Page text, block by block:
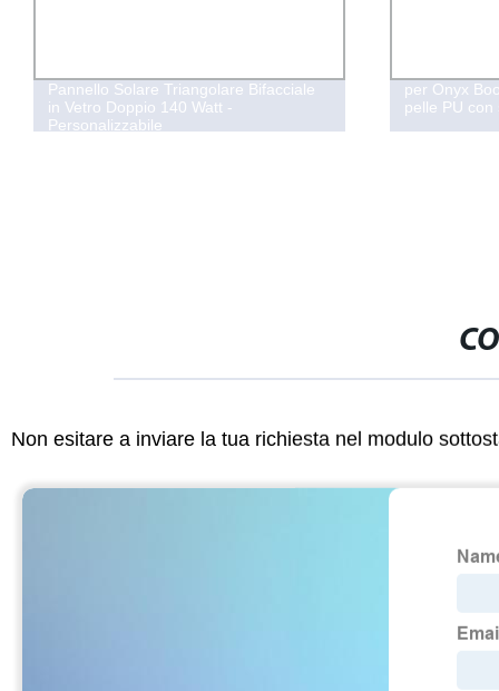
Pannello Solare Triangolare Bifacciale
in Vetro Doppio 140 Watt -
Personalizzabile
per Onyx
pelle PU
Non esitare a inviare la tua richiesta nel modulo